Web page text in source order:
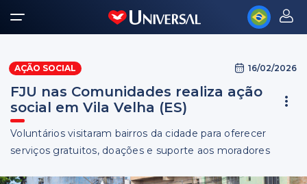
AÇÃO SOCIAL 16/02/2026
FJU nas Comunidades realiza ação
social em Vila Velha (ES)
Voluntários visitaram bairros da cidade para oferecer
serviços gratuitos, doações e suporte aos moradores